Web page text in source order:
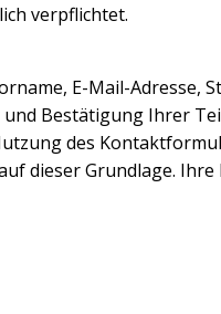
verpflichtet.
E-Mail-Adresse,
Bestätigung Ihrer
des
dieser Grundlage.